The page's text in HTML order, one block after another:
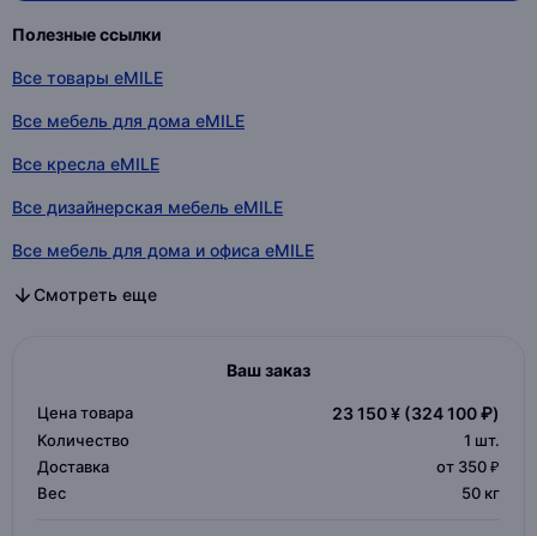
Полезные ссылки
Все товары eMILE
Все мебель для дома eMILE
Все кресла eMILE
Все дизайнерская мебель eMILE
Все мебель для дома и офиса eMILE
Все мебель для дома в категории
Все кресла в категории
Все дизайнерская мебель в категории
Все мебель для дома и офиса в категории
Смотреть еще
Ваш заказ
Цена товара 23 150 ¥ (324 100 ₽)
Количество 1 шт.
Доставка
от 350 ₽
Вес
50 кг